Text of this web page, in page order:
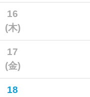
16
(木)
17
(金)
18